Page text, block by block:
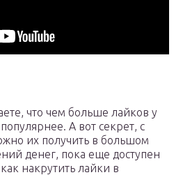
что чем больше лайков у
А вот секрет, с
их получить в большом
денег, пока еще доступен
накрутить лайки в